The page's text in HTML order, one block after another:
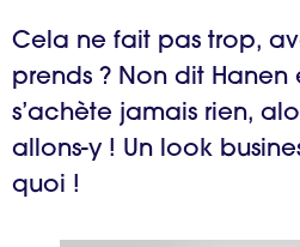
Cela ne fait pas trop,
prends ? Non dit Hanen
s’achète jamais rien,
allons-y ! Un look
quoi !